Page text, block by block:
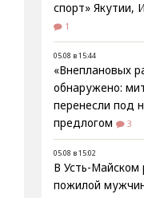
спорт» Якутии,
1
05.08 в 15:44
«Внеплановых
обнаружено:
перенесли под
предлогом
3
05.08 в 15:02
В Усть-Майском
пожилой